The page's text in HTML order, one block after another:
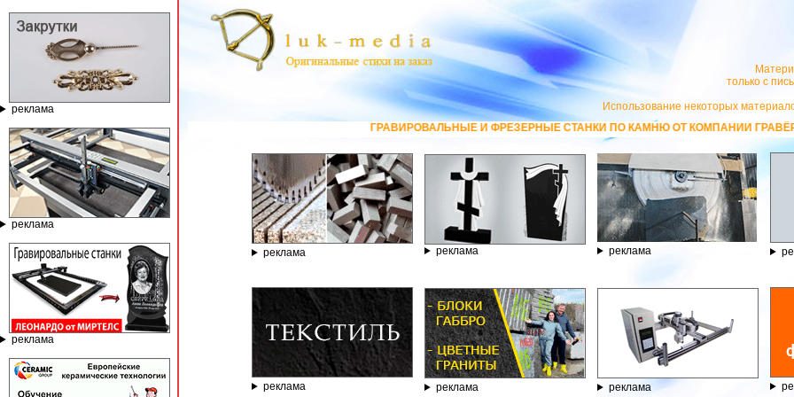
реклама
реклама
реклама
только с
Использование некоторых
ГРАВИРОВАЛЬНЫЕ И ФРЕЗЕРНЫЕ СТАНКИ ПО КАМНЮ ОТ КОМПАНИИ ГРАВЁР - ТЕЛЕФОН
реклама реклама реклама
реклама реклама реклама